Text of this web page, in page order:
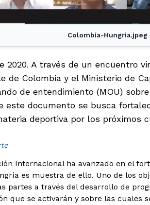
Colombia-Hungria.jpeg
2020. A través de un encuentro
de Colombia y el Ministerio de
de entendimiento (MOU)
este documento se busca
deportiva por los próximos
Internacional ha avanzado en el
es muestra de ello. Uno de los
partes a través del desarrollo de
que se activarán y sobre las cuales